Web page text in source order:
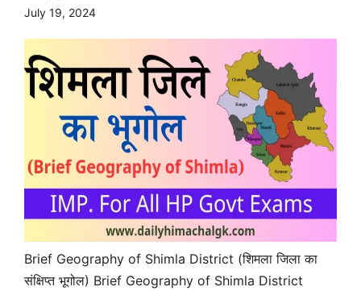
July 19, 2024
Brief Geography of Shimla District (शिमला जिला का
संक्षिप्त भूगोल) Brief Geography of Shimla District